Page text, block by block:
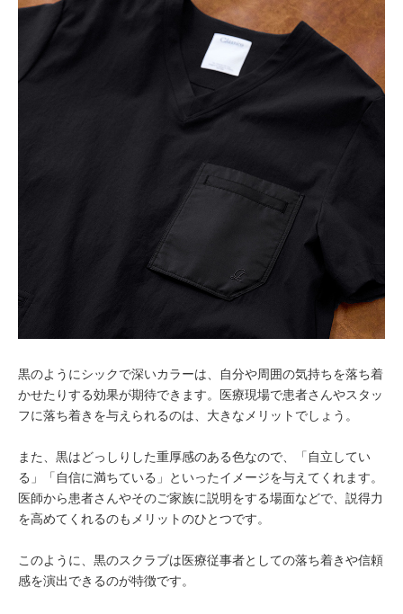
黒のようにシックで深いカラーは、自分や周囲の気持ちを落ち着
かせたりする効果が期待できます。医療現場で患者さんやスタッ
フに落ち着きを与えられるのは、大きなメリットでしょう。
また、黒はどっしりした重厚感のある色なので、「自立してい
る」「自信に満ちている」といったイメージを与えてくれます。
医師から患者さんやそのご家族に説明をする場面などで、説得力
を高めてくれるのもメリットのひとつです。
このように、黒のスクラブは医療従事者としての落ち着きや信頼
感を演出できるのが特徴です。